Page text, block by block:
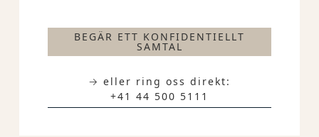
BEGÄR ETT KONFIDENTIELLT
SAMTAL
→ eller ring oss direkt:
+41 44 500 5111